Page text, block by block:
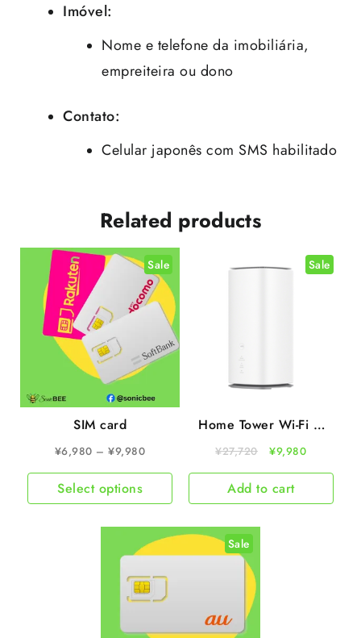
Imóvel:
Nome e telefone da imobiliária,
empreiteira ou dono
Contato:
Celular japonês com SMS habilitado
Related products
Sale
SIM card
¥6,980 – ¥9,980
Select options
Sale
Home Tower Wi-Fi –
UQ Mobile
¥27,720 ¥9,980
Add to cart
Sale